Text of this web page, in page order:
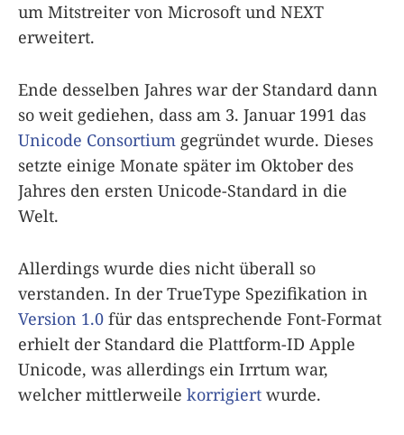
um Mitstreiter von Microsoft und NEXT
erweitert.
Ende desselben Jahres war der Standard dann
so weit gediehen, dass am 3. Januar 1991 das
Unicode Consortium gegründet wurde. Dieses
setzte einige Monate später im Oktober des
Jahres den ersten Unicode-Standard in die
Welt.
Allerdings wurde dies nicht überall so
verstanden. In der TrueType Spezifikation in
Version 1.0 für das entsprechende Font-Format
erhielt der Standard die Plattform-ID Apple
Unicode, was allerdings ein Irrtum war,
welcher mittlerweile korrigiert wurde.